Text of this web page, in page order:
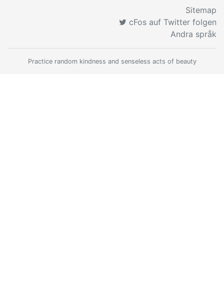
Sitemap
cFos auf Twitter folgen
Andra språk
Practice random kindness and senseless acts of beauty